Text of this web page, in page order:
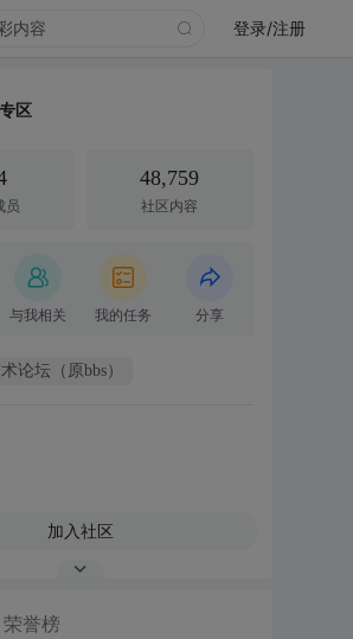
登录/注册
区
员
48,759
社区内容
与我相关 我的任务 分享
论坛（原bbs）
加入社区
荣誉榜